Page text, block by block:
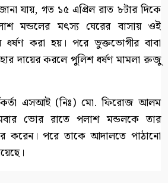
যায়, গত ১৫ এপ্রিল রাত ৮টার দিকে
মন্ডলের মৎস্য ঘেরের বাসায় ওই
ধর্ষণ করা হয়। পরে ভুক্তভোগীর বাবা
দায়ের করলে পুলিশ ধর্ষণ মামলা রুজু
এসআই (নিঃ) মো. ফিরোজ আলম
ভোর রাতে পলাশ মন্ডলকে তার
করেন। পরে তাকে আদালতে পাঠানো